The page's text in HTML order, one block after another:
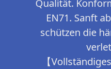
Qualität.
EN71. Sanft
schützen die
【